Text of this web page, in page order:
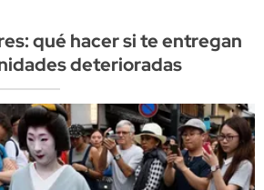
qué hacer si te entregan
deterioradas